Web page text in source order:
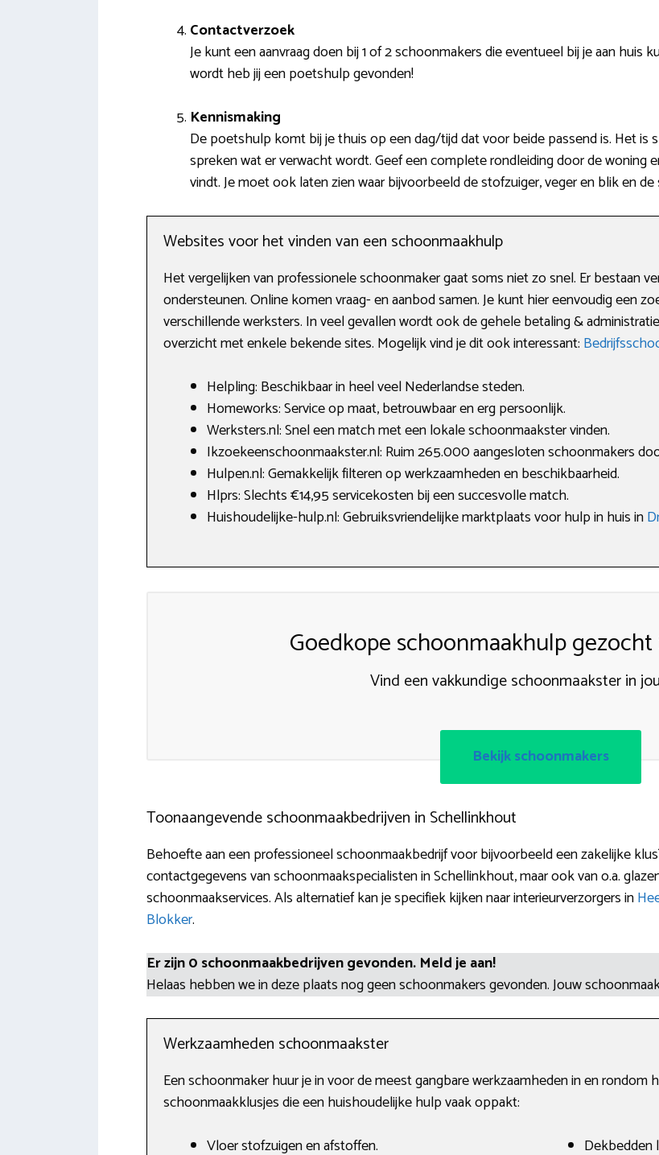
Contactverzoek
Je kunt een aanvraag doen bij 1 of 2 schoonmakers die eventueel bij je aan
wordt heb jij een poetshulp gevonden!
Kennismaking
De poetshulp komt bij je thuis op een dag/tijd dat voor beide passend is. Het is
spreken wat er verwacht wordt. Geef een complete rondleiding door de woning
vindt. Je moet ook laten zien waar bijvoorbeeld de stofzuiger, veger en blik en
Websites voor het vinden van een schoonmaakhulp
Het vergelijken van professionele schoonmaker gaat soms niet zo snel. Er bestaan
ondersteunen. Online komen vraag- en aanbod samen. Je kunt hier eenvoudig een
verschillende werksters. In veel gevallen wordt ook de gehele betaling &
overzicht met enkele bekende sites. Mogelijk vind je dit ook interessant:
Helpling: Beschikbaar in heel veel Nederlandse steden.
Homeworks: Service op maat, betrouwbaar en erg persoonlijk.
Werksters.nl: Snel een match met een lokale schoonmaakster vinden.
Ikzoekeenschoonmaakster.nl: Ruim 265.000 aangesloten schoonmakers
Hulpen.nl: Gemakkelijk filteren op werkzaamheden en beschikbaarheid.
Hlprs: Slechts €14,95 servicekosten bij een succesvolle match.
Huishoudelijke-hulp.nl: Gebruiksvriendelijke marktplaats voor hulp in huis in
Goedkope schoonmaakhulp
Vind een vakkundige schoonmaakster in
Bekijk schoonmakers
Toonaangevende schoonmaakbedrijven in Schellinkhout
Behoefte aan een professioneel schoonmaakbedrijf voor bijvoorbeeld een zakelijke
contactgegevens van schoonmaakspecialisten in Schellinkhout, maar ook van o.a.
schoonmaakservices. Als alternatief kan je specifiek kijken naar interieurverzorgers in
Blokker.
Er zijn 0 schoonmaakbedrijven gevonden. Meld je aan!
Helaas hebben we in deze plaats nog geen schoonmakers gevonden. Jouw
Werkzaamheden schoonmaakster
Een schoonmaker huur je in voor de meest gangbare werkzaamheden in en rondom
schoonmaakklusjes die een huishoudelijke hulp vaak oppakt:
Vloer stofzuigen en afstoffen.
Dekbedden